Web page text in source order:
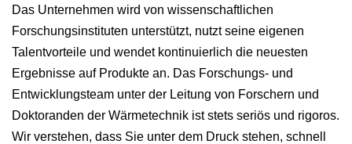
Das Unternehmen wird von wissenschaftlichen
Forschungsinstituten unterstützt, nutzt seine eigenen
Talentvorteile und wendet kontinuierlich die neuesten
Ergebnisse auf Produkte an. Das Forschungs- und
Entwicklungsteam unter der Leitung von Forschern und
Doktoranden der Wärmetechnik ist stets seriös und rigoros.
Wir verstehen, dass Sie unter dem Druck stehen, schnell